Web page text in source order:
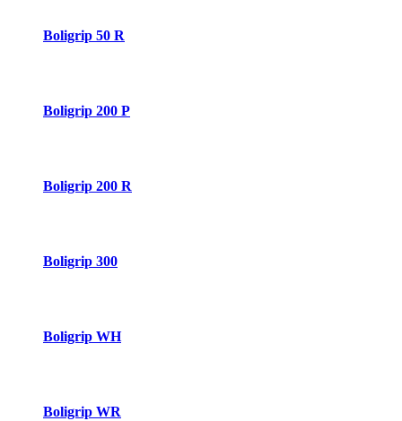
Boligrip 50 R
Boligrip 200 P
Boligrip 200 R
Boligrip 300
Boligrip WH
Boligrip WR